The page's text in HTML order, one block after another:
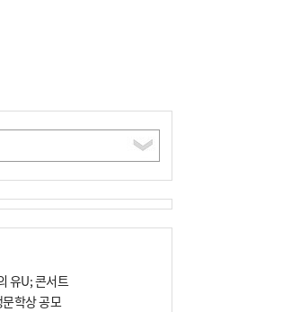
유U; 콘서트
학상 공모